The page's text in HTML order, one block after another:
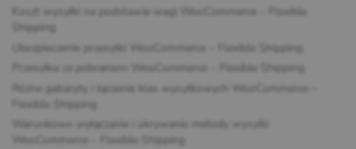
Koszt wysyłki na podstawie wagi WooCommerce – Flexible
Shipping
Ubezpieczenie przesyłki WooCommerce – Flexible Shipping
Przesyłka za pobraniem WooCommerce – Flexible Shipping
Różne gabaryty i łączenie klas wysyłkowych WooCommerce –
Flexible Shipping
Warunkowe wyłączanie i ukrywanie metody wysyłki
WooCommerce – Flexible Shipping